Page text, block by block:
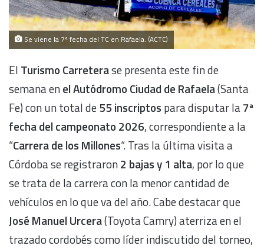
Se viene la 7ª fecha del TC en Rafaela. (ACTC)
El Turismo Carreterase presenta este fin de
semana enel Autódromo Ciudad de Rafaela(Santa
Fe) con un total de55 inscriptos para disputar la7ª
fecha del campeonato 2026, correspondiente a la
“Carrera de los Millones“. Tras la última visita a
Córdoba se registraron2 bajas y 1 alta, por lo que
se trata de la carrera con la menor cantidad de
vehículos en lo que va del año. Cabe destacar que
José Manuel Urcera(Toyota Camry) aterriza en el
trazado cordobés como líder indiscutido del torneo,